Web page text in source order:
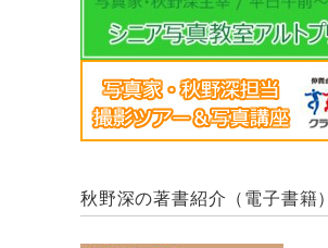
秋野深の著書紹介（電子書籍）